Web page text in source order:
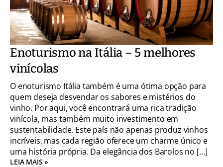
Enoturismo na Itália – 5 melhores
vinícolas
O enoturismo Itália também é uma ótima opção para
quem deseja desvendar os sabores e mistérios do
vinho. Por aqui, você encontrará uma rica tradição
vinícola, mas também muito investimento em
sustentabilidade. Este país não apenas produz vinhos
incríveis, mas cada região oferece um charme único e
uma história própria. Da elegância dos Barolos no […]
LEIA MAIS »